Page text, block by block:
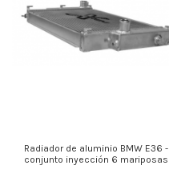
Radiador de aluminio BMW E36 -
conjunto inyección 6 mariposas